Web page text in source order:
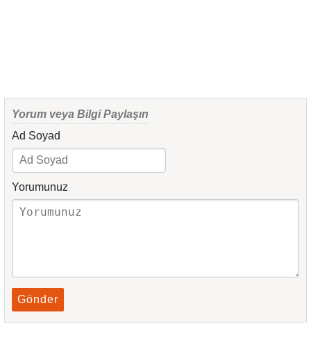
Yorum veya Bilgi Paylaşın
Ad Soyad
Yorumunuz
Gönder